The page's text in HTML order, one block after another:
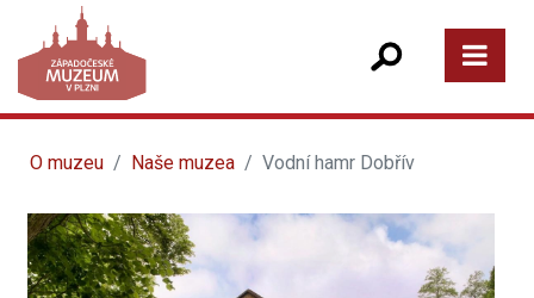
O muzeu Naše muzea Vodní hamr Dobřív